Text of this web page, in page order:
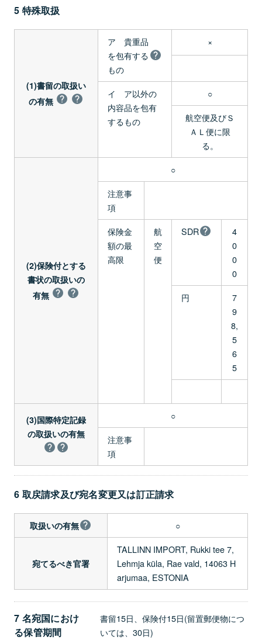
5 特殊取扱
(1)書留の取扱い
の有無
ア 貴重品
を包有する
もの
×
イ ア以外の
内容品を包有
するもの
○
航空便及びＳ
ＡＬ便に限
る。
(2)保険付とする
書状の取扱いの
有無
○
注意事
項
保険金
額の最
高限
航
空
便
SDR
4
0
0
0
円
7
9
8,
5
6
5
(3)国際特定記録
の取扱いの有無
○
注意事
項
6 取戻請求及び宛名変更又は訂正請求
取扱いの有無 ○
宛てるべき官署
TALLINN IMPORT, Rukki tee 7,
Lehmja küla, Rae vald, 14063 H
arjumaa, ESTONIA
7 名宛国におけ
る保管期間
書留15日、保険付15日(留置郵便物につ
いては、30日)